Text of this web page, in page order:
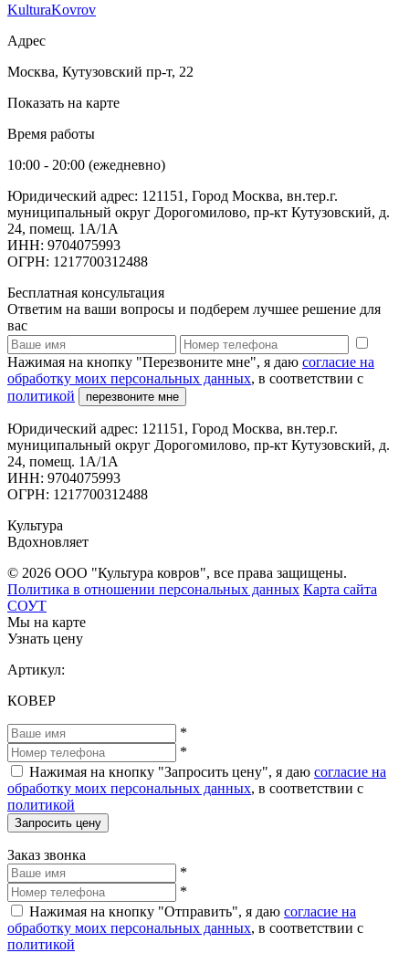
KulturaKovrov
Адрес
Москва, Кутузовский пр-т, 22
Показать на карте
Время работы
10:00 - 20:00 (ежедневно)
Юридический адрес: 121151, Город Москва, вн.тер.г.
муниципальный округ Дорогомилово, пр-кт Кутузовский, д.
24, помещ. 1А/1А
ИНН: 9704075993
ОГРН: 1217700312488
Бесплатная консультация
Ответим на ваши вопросы и подберем лучшее решение для
вас
Нажимая на кнопку "Перезвоните мне", я даю согласие на
обработку моих персональных данных, в соответствии с
политикой
перезвоните мне
Юридический адрес: 121151, Город Москва, вн.тер.г.
муниципальный округ Дорогомилово, пр-кт Кутузовский, д.
24, помещ. 1А/1А
ИНН: 9704075993
ОГРН: 1217700312488
Культура
Вдохновляет
© 2026 ООО "Культура ковров", все права защищены.
Политика в отношении персональных данных Карта сайта
СОУТ
Мы на карте
Узнать цену
Артикул:
КОВЕР
*
*
Нажимая на кнопку "Запросить цену", я даю согласие на
обработку моих персональных данных, в соответствии с
политикой
Запросить цену
Заказ звонка
*
*
Нажимая на кнопку "Отправить", я даю согласие на
обработку моих персональных данных, в соответствии с
политикой